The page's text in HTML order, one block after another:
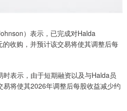
）表示，已完成对Halda
收购，并预计该交易将使其调整后每
表示，由于短期融资以及与Halda员
将使其2026年调整后每股收益减少约